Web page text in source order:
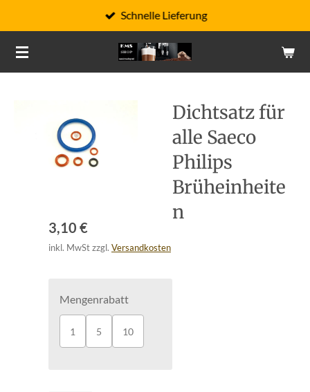
Hauptinhalt
springen
Schnelle Lieferung
Dichtsatz für
alle Saeco
Philips
Brüheinheite
n
3,10 €
inkl. MwSt zzgl. Versandkosten
Mengenrabatt
1 5 10